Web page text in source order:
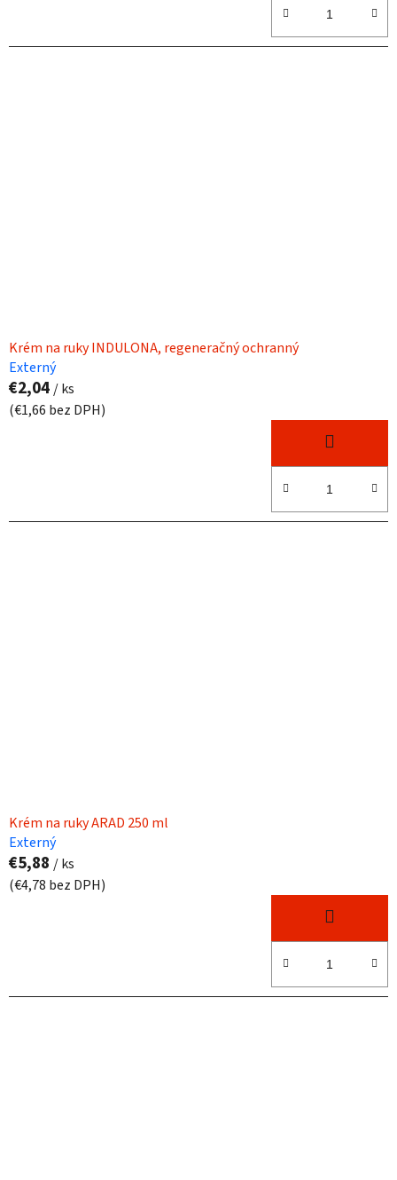
Krém na ruky INDULONA, regeneračný ochranný
Externý
€2,04 / ks
(€1,66 bez DPH)
Krém na ruky ARAD 250 ml
Externý
€5,88 / ks
(€4,78 bez DPH)